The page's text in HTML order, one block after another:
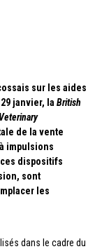
sur les aides
janvier, la British
de la vente
impulsions
dispositifs
sont
les
dans le cadre du